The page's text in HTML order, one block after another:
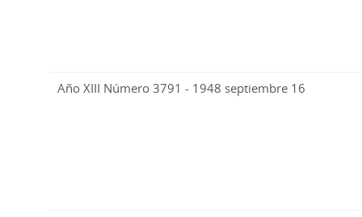
Año XIII Número 3791 - 1948 septiembre 16